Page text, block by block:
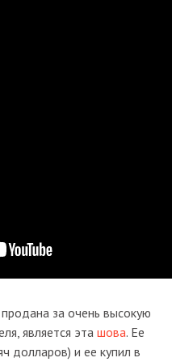
за очень высокую
является эта шова. Ее
долларов) и ее купил в